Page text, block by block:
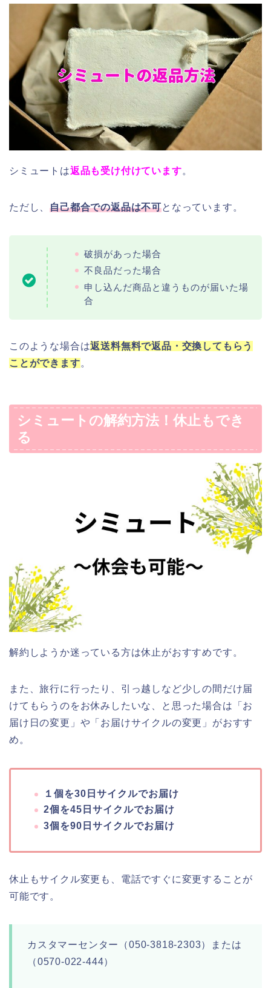
シミュートは返品も受け付けています。
ただし、自己都合での返品は不可となっています。
破損があった場合
不良品だった場合
申し込んだ商品と違うものが届いた場
合
このような場合は返送料無料で返品・交換してもらう
ことができます。
シミュートの解約方法！休止もでき
る
解約しようか迷っている方は休止がおすすめです。
また、旅行に行ったり、引っ越しなど少しの間だけ届
けてもらうのをお休みしたいな、と思った場合は「お
届け日の変更」や「お届けサイクルの変更」がおすす
め。
１個を30日サイクルでお届け
2個を45日サイクルでお届け
3個を90日サイクルでお届け
休止もサイクル変更も、電話ですぐに変更することが
可能です。
カスタマーセンター（050-3818-2303）または
（0570-022-444）